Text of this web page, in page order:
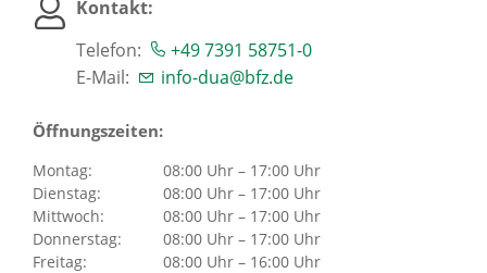
Öffnungszeiten:
Montag:
08:00 Uhr – 17:00 Uhr
Dienstag:
08:00 Uhr – 17:00 Uhr
Mittwoch:
08:00 Uhr – 17:00 Uhr
Donnerstag:
08:00 Uhr – 17:00 Uhr
Freitag:
08:00 Uhr – 16:00 Uhr
Kontakt:
Telefon:
+49 7391 58751-0
E-Mail:
info-dua@bfz.de